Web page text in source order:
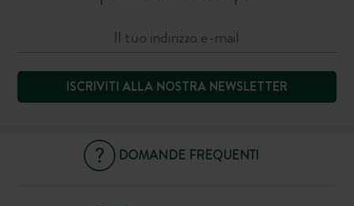
ISCRIVITI ALLA NOSTRA NEWSLETTER
DOMANDE FREQUENTI